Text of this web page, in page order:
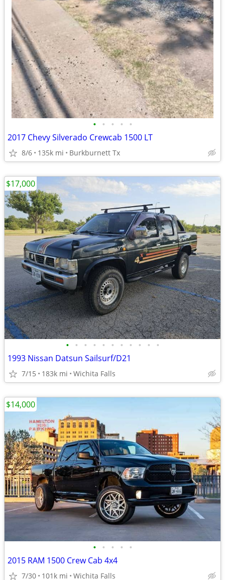
• • • • •
2017 Chevy Silverado Crewcab 1500 LT
8/6 135k mi Burkburnett Tx
• • • • • • • • • • •
1993 Nissan Datsun Sailsurf/D21
7/15 183k mi Wichita Falls
$17,000
• • • • •
2015 RAM 1500 Crew Cab 4x4
7/30 101k mi Wichita Falls
$14,000